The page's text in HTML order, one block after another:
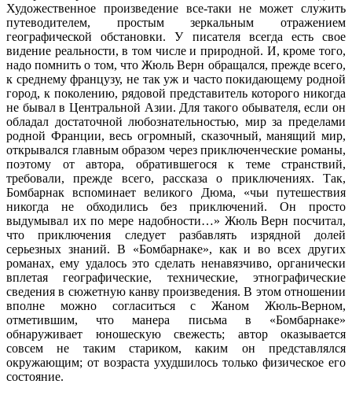
Художественное произведение все-таки не может служить
путеводителем, простым зеркальным отражением
географической обстановки. У писателя всегда есть свое
видение реальности, в том числе и природной. И, кроме того,
надо помнить о том, что Жюль Верн обращался, прежде всего,
к среднему французу, не так уж и часто покидающему родной
город, к поколению, рядовой представитель которого никогда
не бывал в Центральной Азии. Для такого обывателя, если он
обладал достаточной любознательностью, мир за пределами
родной Франции, весь огромный, сказочный, манящий мир,
открывался главным образом через приключенческие романы,
поэтому от автора, обратившегося к теме странствий,
требовали, прежде всего, рассказа о приключениях. Так,
Бомбарнак вспоминает великого Дюма, «чьи путешествия
никогда не обходились без приключений. Он просто
выдумывал их по мере надобности…» Жюль Верн посчитал,
что приключения следует разбавлять изрядной долей
серьезных знаний. В «Бомбарнаке», как и во всех других
романах, ему удалось это сделать ненавязчиво, органически
вплетая географические, технические, этнографические
сведения в сюжетную канву произведения. В этом отношении
вполне можно согласиться с Жаном Жюль-Верном,
отметившим, что манера письма в «Бомбарнаке»
обнаруживает юношескую свежесть; автор оказывается
совсем не таким стариком, каким он представлялся
окружающим; от возраста ухудшилось только физическое его
состояние.